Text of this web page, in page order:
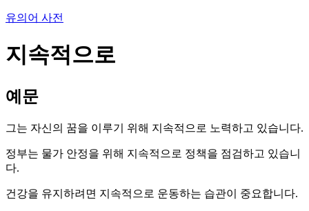
유의어 사전
지속적으로
예문
그는 자신의 꿈을 이루기 위해 지속적으로 노력하고 있습니다.
정부는 물가 안정을 위해 지속적으로 정책을 점검하고 있습니
다.
건강을 유지하려면 지속적으로 운동하는 습관이 중요합니다.